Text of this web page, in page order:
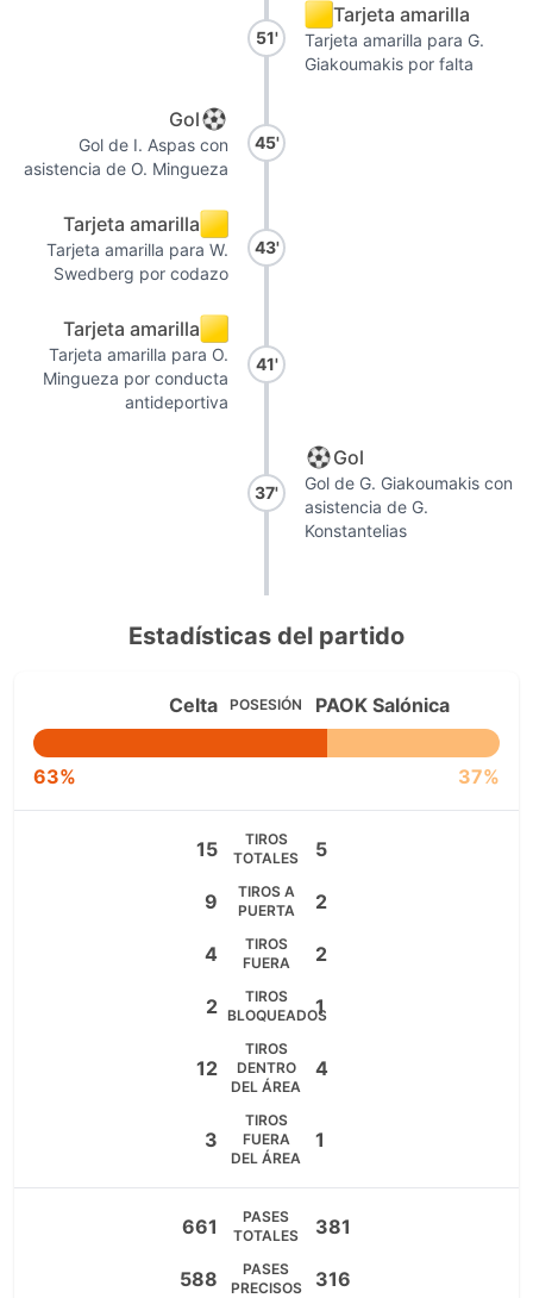
51'
Tarjeta amarilla
Tarjeta amarilla para G.
Giakoumakis por falta
Gol
Gol de I. Aspas con
asistencia de O. Mingueza
45'
Tarjeta amarilla
Tarjeta amarilla para W.
Swedberg por codazo
43'
Tarjeta amarilla
Tarjeta amarilla para O.
Mingueza por conducta
antideportiva
41'
37'
Gol
Gol de G. Giakoumakis con
asistencia de G.
Konstantelias
Estadísticas del partido
Celta POSESIÓN PAOK Salónica
63% 37%
15
TIROS
TOTALES
5
9
TIROS A
PUERTA
2
4
TIROS
FUERA
2
2
TIROS
BLOQUEADOS
1
12
TIROS
DENTRO
DEL ÁREA
4
3
TIROS
FUERA
DEL ÁREA
1
661
PASES
TOTALES
381
588
PASES
PRECISOS
316